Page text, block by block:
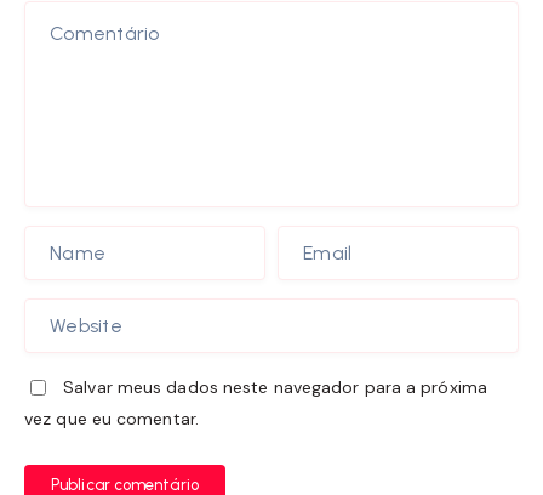
Salvar meus dados neste navegador para a próxima
vez que eu comentar.
Publicar comentário